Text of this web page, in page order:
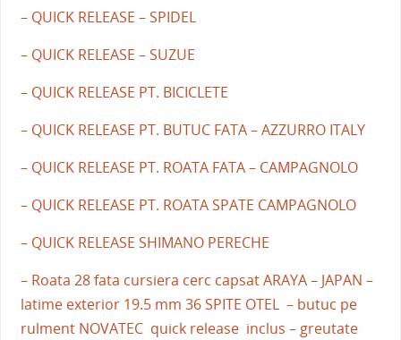
– QUICK RELEASE – SPIDEL
– QUICK RELEASE – SUZUE
– QUICK RELEASE PT. BICICLETE
– QUICK RELEASE PT. BUTUC FATA – AZZURRO ITALY
– QUICK RELEASE PT. ROATA FATA – CAMPAGNOLO
– QUICK RELEASE PT. ROATA SPATE CAMPAGNOLO
– QUICK RELEASE SHIMANO PERECHE
– Roata 28 fata cursiera cerc capsat ARAYA – JAPAN –
latime exterior 19.5 mm 36 SPITE OTEL – butuc pe
rulment NOVATEC quick release inclus – greutate